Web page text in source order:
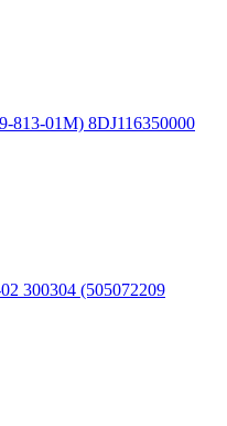
813-01M) 8DJ116350000
300304 (505072209